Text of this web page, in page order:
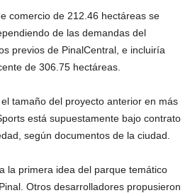
comercio de 212.46 hectáreas se
de las demandas del
previos de PinalCentral, e incluiría
de 306.75 hectáreas.
tamaño del proyecto anterior en más
está supuestamente bajo contrato
según documentos de la ciudad.
la primera idea del parque temático
Otros desarrolladores propusieron